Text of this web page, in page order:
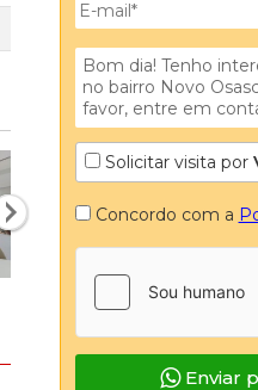
Solicitar visita por
Concordo com a
Enviar